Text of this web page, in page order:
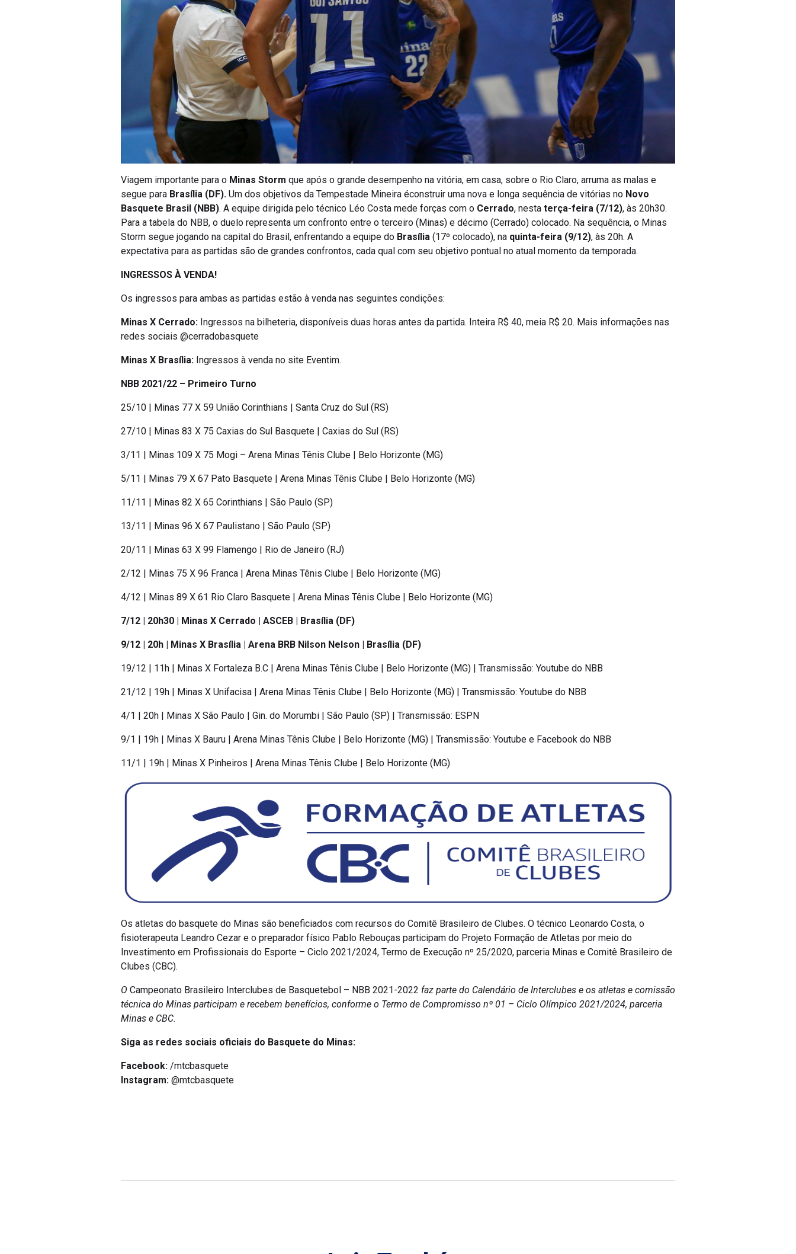
Viagem importante para o Minas Storm que após o grande desempenho na vitória, em casa, sobre o Rio Claro, arruma as malas e
segue para Brasília (DF). Um dos objetivos da Tempestade Mineira éconstruir uma nova e longa sequência de vitórias no Novo
Basquete Brasil (NBB). A equipe dirigida pelo técnico Léo Costa mede forças com o Cerrado, nesta terça-feira (7/12), às 20h30.
Para a tabela do NBB, o duelo representa um confronto entre o terceiro (Minas) e décimo (Cerrado) colocado. Na sequência, o Minas
Storm segue jogando na capital do Brasil, enfrentando a equipe do Brasília (17º colocado), na quinta-feira (9/12), às 20h. A
expectativa para as partidas são de grandes confrontos, cada qual com seu objetivo pontual no atual momento da temporada.
INGRESSOS À VENDA!
Os ingressos para ambas as partidas estão à venda nas seguintes condições:
Minas X Cerrado: Ingressos na bilheteria, disponíveis duas horas antes da partida. Inteira R$ 40, meia R$ 20. Mais informações nas
redes sociais @cerradobasquete
Minas X Brasília: Ingressos à venda no site Eventim.
NBB 2021/22 – Primeiro Turno
25/10 | Minas 77 X 59 União Corinthians | Santa Cruz do Sul (RS)
27/10 | Minas 83 X 75 Caxias do Sul Basquete | Caxias do Sul (RS)
3/11 | Minas 109 X 75 Mogi – Arena Minas Tênis Clube | Belo Horizonte (MG)
5/11 | Minas 79 X 67 Pato Basquete | Arena Minas Tênis Clube | Belo Horizonte (MG)
11/11 | Minas 82 X 65 Corinthians | São Paulo (SP)
13/11 | Minas 96 X 67 Paulistano | São Paulo (SP)
20/11 | Minas 63 X 99 Flamengo | Rio de Janeiro (RJ)
2/12 | Minas 75 X 96 Franca | Arena Minas Tênis Clube | Belo Horizonte (MG)
4/12 | Minas 89 X 61 Rio Claro Basquete | Arena Minas Tênis Clube | Belo Horizonte (MG)
7/12 | 20h30 | Minas X Cerrado | ASCEB | Brasília (DF)
9/12 | 20h | Minas X Brasília | Arena BRB Nilson Nelson | Brasília (DF)
19/12 | 11h | Minas X Fortaleza B.C | Arena Minas Tênis Clube | Belo Horizonte (MG) | Transmissão: Youtube do NBB
21/12 | 19h | Minas X Unifacisa | Arena Minas Tênis Clube | Belo Horizonte (MG) | Transmissão: Youtube do NBB
4/1 | 20h | Minas X São Paulo | Gin. do Morumbi | São Paulo (SP) | Transmissão: ESPN
9/1 | 19h | Minas X Bauru | Arena Minas Tênis Clube | Belo Horizonte (MG) | Transmissão: Youtube e Facebook do NBB
11/1 | 19h | Minas X Pinheiros | Arena Minas Tênis Clube | Belo Horizonte (MG)
Os atletas do basquete do Minas são beneficiados com recursos do Comitê Brasileiro de Clubes. O técnico Leonardo Costa, o
fisioterapeuta Leandro Cezar e o preparador físico Pablo Rebouças participam do Projeto Formação de Atletas por meio do
Investimento em Profissionais do Esporte – Ciclo 2021/2024, Termo de Execução nº 25/2020, parceria Minas e Comitê Brasileiro de
Clubes (CBC).
O Campeonato Brasileiro Interclubes de Basquetebol – NBB 2021-2022 faz parte do Calendário de Interclubes e os atletas e comissão
técnica do Minas participam e recebem benefícios, conforme o Termo de Compromisso nº 01 – Ciclo Olímpico 2021/2024, parceria
Minas e CBC.
Siga as redes sociais oficiais do Basquete do Minas:
Facebook: /mtcbasquete
Instagram: @mtcbasquete